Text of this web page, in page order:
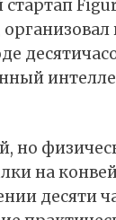
но
на
десяти